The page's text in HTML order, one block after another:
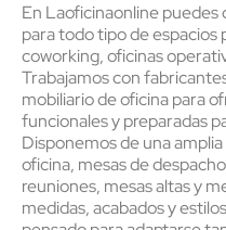
En Laoficinaonline
para todo tipo de espacios
coworking, oficinas
Trabajamos con
mobiliario de oficina para
funcionales y preparadas
Disponemos de una
oficina, mesas de
reuniones, mesas altas y
medidas, acabados y